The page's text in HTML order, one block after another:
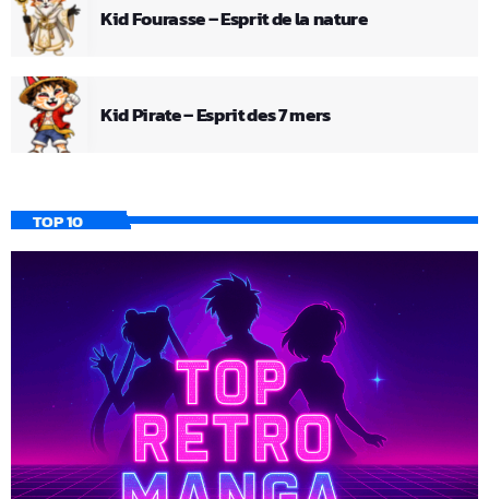
Kid Fourasse – Esprit de la nature
Kid Pirate – Esprit des 7 mers
TOP 10